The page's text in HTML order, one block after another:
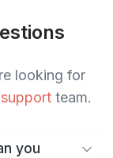
looking for
team.
you